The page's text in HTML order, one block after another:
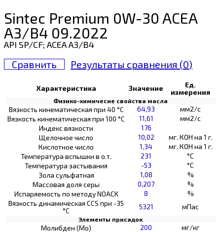
Sintec Premium 0W-30 ACEA
A3/B4 09.2022
API SP/CF; ACEA A3/B4
Сравнить Результаты сравнения (0)
Характеристика Значение
Ед.
измерения
Физико-химичесие свойства масла
Вязкость кинематическая при 40 °С 64,93
мм2/с
Вязкость кинематическая при 100 °С
11,61
мм2/с
Индекс вязкости
176
Щелочное число
10,02
мг. КОН на 1 г.
Кислотное число
1,34
мг. КОН на 1 г.
Температура вспышки в о.т.
231
°C
Температура застывания
-53
°C
Зола сульфатная
1,08
%
Массовая доля серы
0,207
%
Испаряемость по методу NOACK
8
%
Вязкость динамическая CCS при -35
°С
5321 мПас
Элементы присадок
Молибден (Мо) 200
мг/кг